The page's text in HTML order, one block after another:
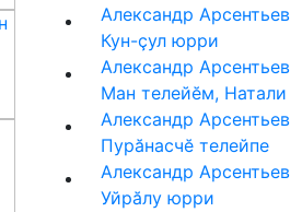
Александр Арсентьев
Кун-çул юрри
Александр Арсентьев
Ман телейĕм, Натали
Александр Арсентьев
Пурăнасчĕ телейпе
Александр Арсентьев
Уйрӑлу юрри